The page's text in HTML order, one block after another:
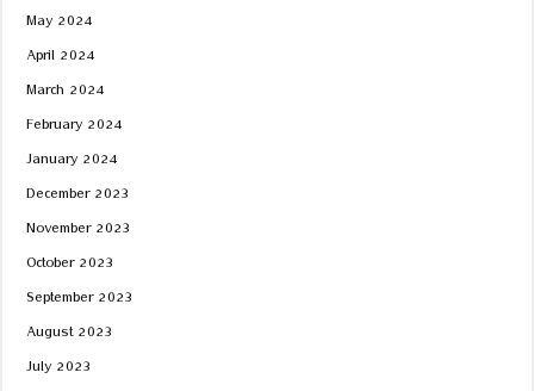
May 2024
April 2024
March 2024
February 2024
January 2024
December 2023
November 2023
October 2023
September 2023
August 2023
July 2023